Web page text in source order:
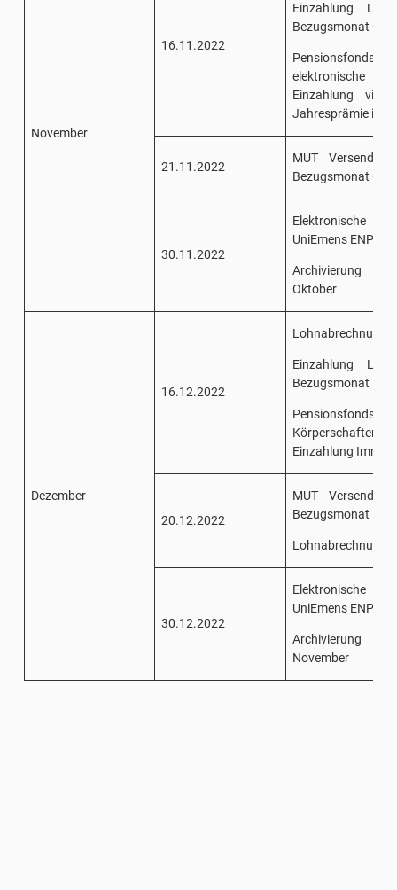
November
16.11.2022
Einzahlung
Bezugsmonat
Pensionsfonds/
elektronische
Einzahlung
Jahresprämie im
21.11.2022
MUT
Bezugsmonat
30.11.2022
Elektronische
UniEmens
Archivierung
Oktober
Dezember
16.12.2022
Lohnabrechnung
Einzahlung
Bezugsmonat
Pensionsfonds/
Körperschaften
Einzahlung
20.12.2022
MUT
Bezugsmonat
Lohnabrechnung
30.12.2022
Elektronische
UniEmens
Archivierung
November